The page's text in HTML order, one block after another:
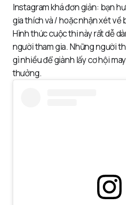
Instagram khá đơn giản: bạn
gia thích và / hoặc nhận xét về
Hình thức cuộc thi này rất dễ
người tham gia. Những người
gì nhiều để giành lấy cơ hội
thưởng.